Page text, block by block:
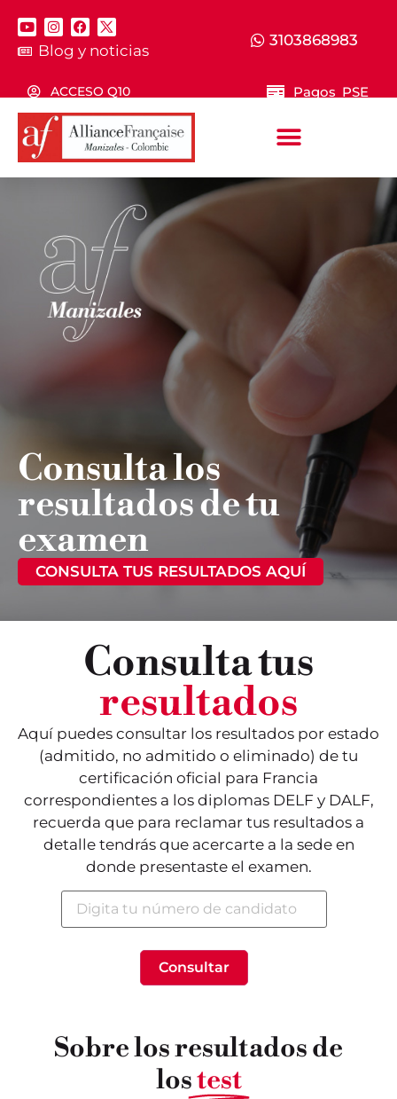
Blog y noticias
3103868983
ACCESO Q10 Pagos PSE
Consulta los
resultados de tu
examen
CONSULTA TUS RESULTADOS AQUÍ
Consulta tus
resultados
Aquí puedes consultar los resultados por estado
(admitido, no admitido o eliminado) de tu
certificación oficial para Francia
correspondientes a los diplomas DELF y DALF,
recuerda que para reclamar tus resultados a
detalle tendrás que acercarte a la sede en
donde presentaste el examen.
Sobre los resultados de
lostest